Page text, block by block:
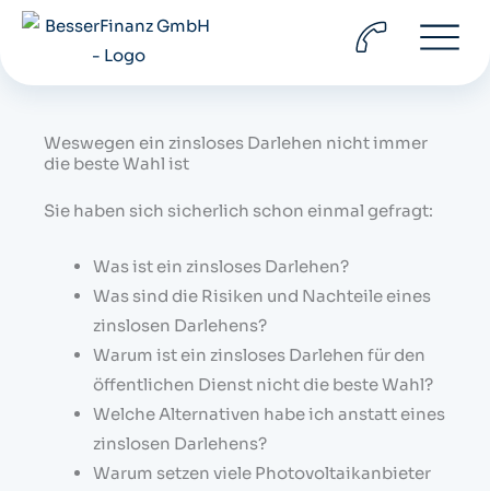
Zum
springen
Weswegen ein zinsloses Darlehen nicht immer
die beste Wahl ist
Sie haben sich sicherlich schon einmal gefragt:
Was ist ein zinsloses Darlehen?
Was sind die Risiken und Nachteile eines
zinslosen Darlehens?
Warum ist ein zinsloses Darlehen für den
öffentlichen Dienst nicht die beste Wahl?
Welche Alternativen habe ich anstatt eines
zinslosen Darlehens?
Warum setzen viele Photovoltaikanbieter